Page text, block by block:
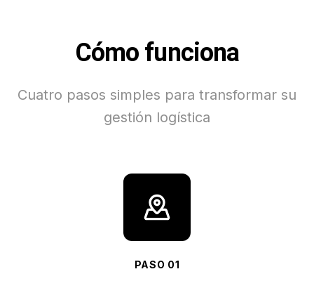
Cómo funciona
Cuatro pasos simples para transformar su
gestión logística
PASO 01